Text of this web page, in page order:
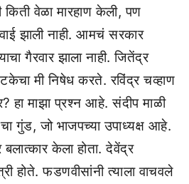
किती वेळा मारहाण केली, पण
झाली नाही. आमचं सरकार
गैरवार झाला नाही. जितेंद्र
मी निषेध करते. रविंद्र चव्हाण
हा माझा प्रश्न आहे. संदीप माळी
गुंड, जो भाजपच्या उपाध्यक्ष आहे.
बलात्कार केला होता. देवेंद्र
होते. फडणवीसांनी त्याला वाचवले